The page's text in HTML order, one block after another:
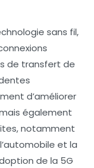
sans fil,
de transfert de
d’améliorer
également
notamment
et la
de la 5G